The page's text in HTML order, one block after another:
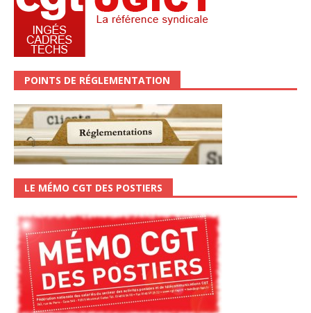
POINTS DE RÉGLEMENTATION
LE MÉMO CGT DES POSTIERS